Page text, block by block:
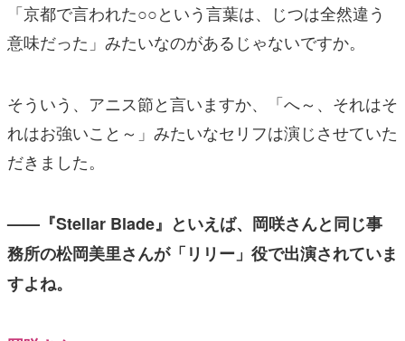
「京都で言われた○○という言葉は、じつは全然違う
意味だった」みたいなのがあるじゃないですか。
そういう、アニス節と言いますか、「へ～、それはそ
れはお強いこと～」みたいなセリフは演じさせていた
だきました。
——『Stellar Blade』といえば、岡咲さんと同じ事
務所の松岡美里さんが「リリー」役で出演されていま
すよね。